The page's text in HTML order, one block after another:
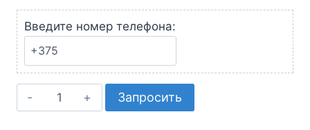
Введите номер телефона:
Количество
товара
Запросить